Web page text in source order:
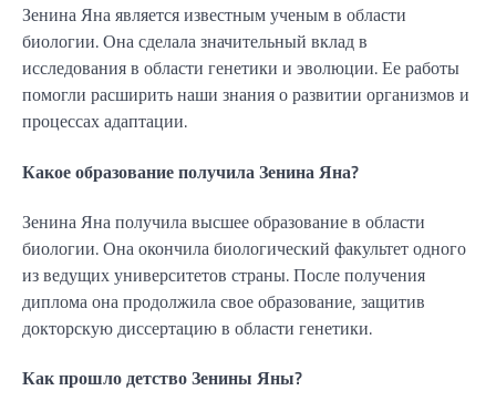
Зенина Яна является известным ученым в области
биологии. Она сделала значительный вклад в
исследования в области генетики и эволюции. Ее работы
помогли расширить наши знания о развитии организмов и
процессах адаптации.
Какое образование получила Зенина Яна?
Зенина Яна получила высшее образование в области
биологии. Она окончила биологический факультет одного
из ведущих университетов страны. После получения
диплома она продолжила свое образование, защитив
докторскую диссертацию в области генетики.
Как прошло детство Зенины Яны?